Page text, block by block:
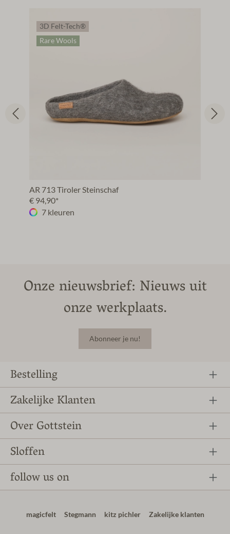
3D Felt-Tech®
Rare Wools
AR 713 Tiroler Steinschaf
€ 94,90*
7 kleuren
Onze nieuwsbrief: Nieuws uit
onze werkplaats.
Abonneer je nu!
Bestelling
Zakelijke Klanten
Over Gottstein
Sloffen
follow us on
magicfelt Stegmann kitz pichler Zakelijke klanten